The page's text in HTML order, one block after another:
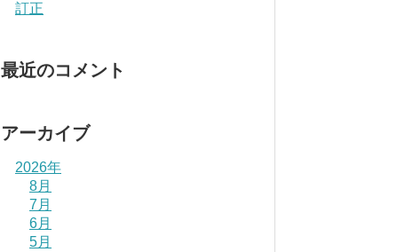
訂正
最近のコメント
アーカイブ
2026年
8月
7月
6月
5月